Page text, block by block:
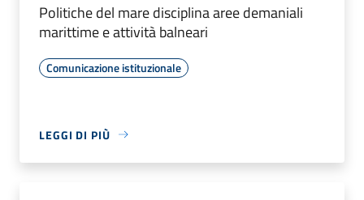
Politiche del mare disciplina aree demaniali
marittime e attività balneari
Comunicazione istituzionale
LEGGI DI PIÙ